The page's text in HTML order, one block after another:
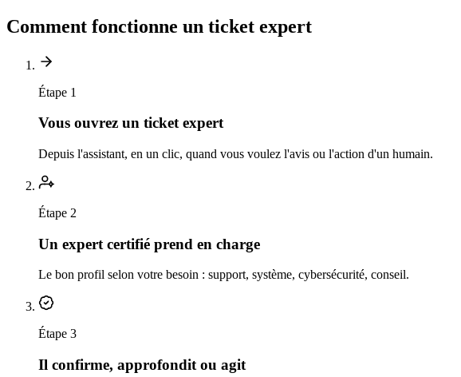
Comment fonctionne un ticket expert
Étape 1
Vous ouvrez un ticket expert
Depuis l'assistant, en un clic, quand vous voulez l'avis ou l'action d'un humain.
Étape 2
Un expert certifié prend en charge
Le bon profil selon votre besoin : support, système, cybersécurité, conseil.
Étape 3
Il confirme, approfondit ou agit